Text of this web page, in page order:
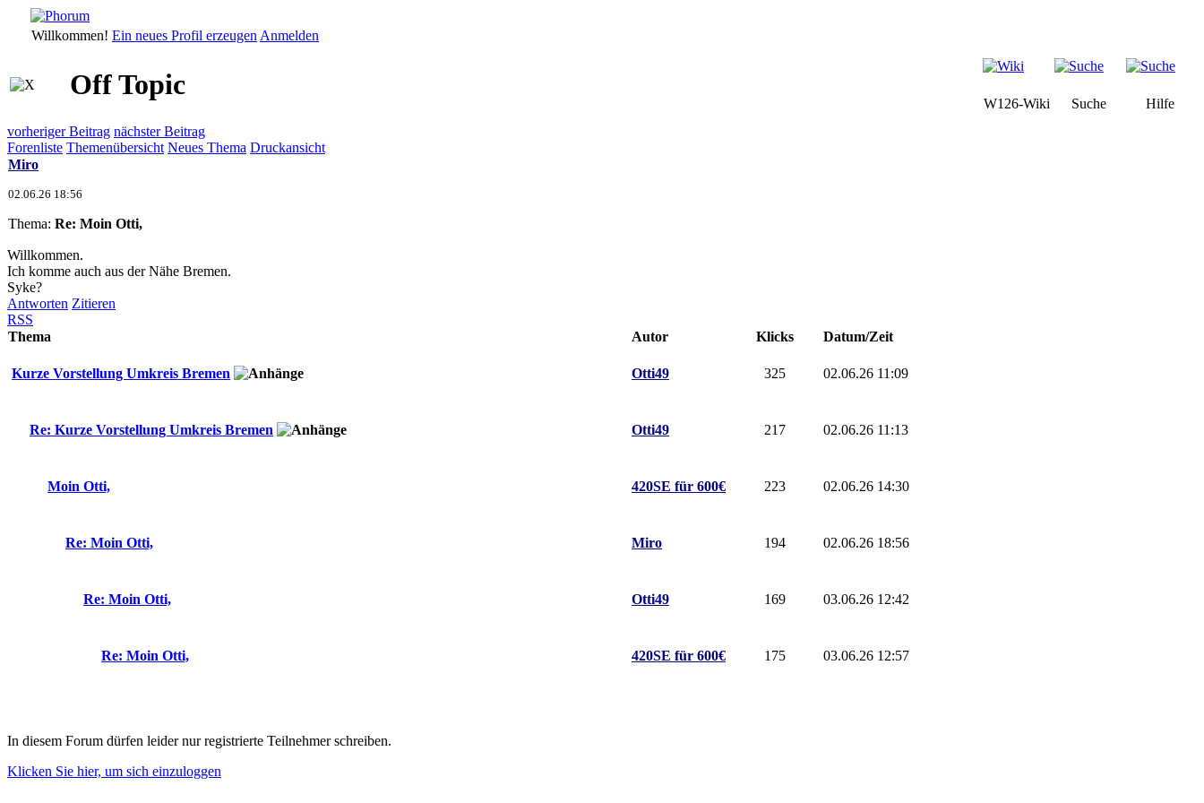
Willkommen! Ein neues Profil erzeugen Anmelden
Off Topic
W126-Wiki Suche
Hilfe
vorheriger Beitrag nächster Beitrag
Forenliste Themenübersicht Neues Thema Druckansicht
Miro
02.06.26 18:56
Thema: Re: Moin Otti,
Willkommen.
Ich komme auch aus der Nähe Bremen.
Syke?
Antworten Zitieren
RSS
Thema
Autor Klicks Datum/Zeit
Kurze Vorstellung Umkreis Bremen Otti49 325 02.06.26 11:09
Re: Kurze Vorstellung Umkreis Bremen Otti49 217 02.06.26 11:13
Moin Otti, 420SE für 600€ 223 02.06.26 14:30
Re: Moin Otti, Miro 194 02.06.26 18:56
Re: Moin Otti, Otti49 169 03.06.26 12:42
Re: Moin Otti, 420SE für 600€ 175 03.06.26 12:57
In diesem Forum dürfen leider nur registrierte Teilnehmer schreiben.
Klicken Sie hier, um sich einzuloggen